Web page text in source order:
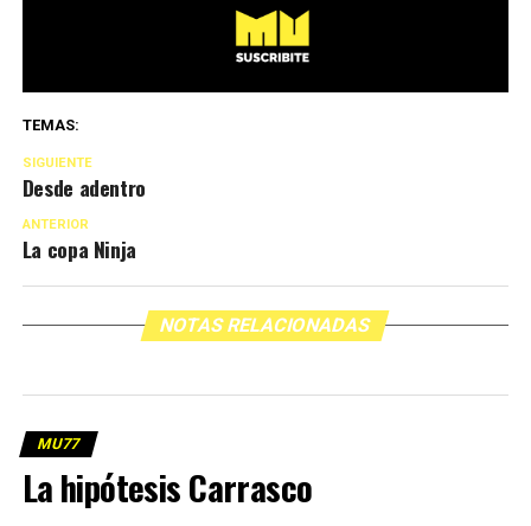
TEMAS:
SIGUIENTE
Desde adentro
ANTERIOR
La copa Ninja
NOTAS RELACIONADAS
MU77
La hipótesis Carrasco